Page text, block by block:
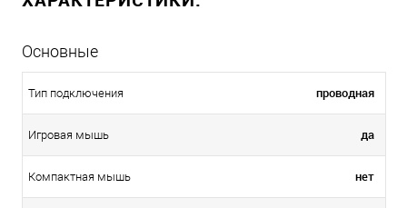
Основные
Тип подключения проводная
Игровая мышь да
Компактная мышь нет